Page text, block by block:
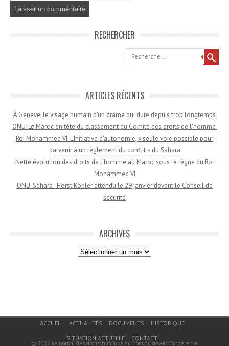
RECHERCHER
Recherche
ARTICLES RÉCENTS
À Genève, le visage humain d’un drame qui dure depuis trop longtemps
ONU: Le Maroc en tête du classement du Comité des droits de l’homme
Roi Mohammed VI: L’Initiative d’autonomie, « seule voie possible pour
parvenir à un règlement du conflit » du Sahara
Nette évolution des droits de l’homme au Maroc sous le règne du Roi
Mohammed VI
ONU-Sahara : Horst Köhler attendu le 29 janvier devant le Conseil de
sécurité
ARCHIVES
Archives
Menu du bas de page
ACCUEIL ACTUALITÉS DOCUMENTS
HISTORIQUE
SITUATION ACTUELLE
CONTACT
© 2026 Le portail des droits humains, au nom du devoir d'ingérence